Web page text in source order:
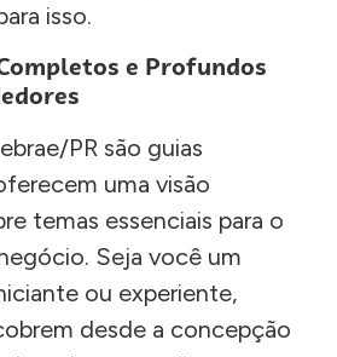
isso.
e Profundos
PR são guias
uma visão
temas essenciais para o
Seja você um
ou experiente,
desde a concepção